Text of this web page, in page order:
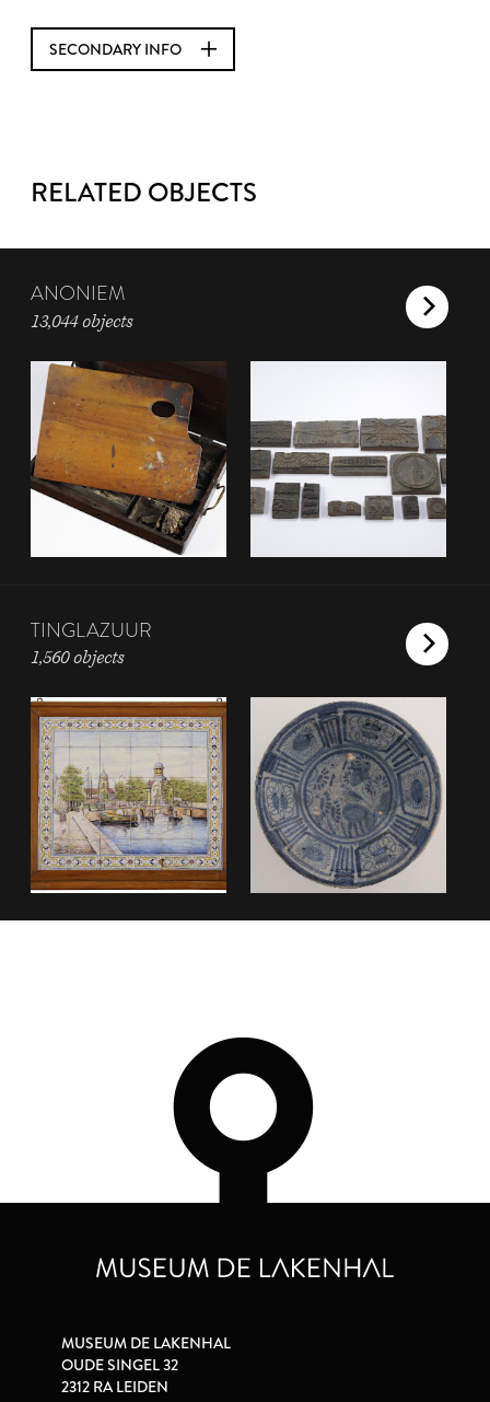
SECONDARY INFO
RELATED OBJECTS
ANONIEM
13,044 objects
TINGLAZUUR
1,560 objects
MUSEUM DE LAKENHAL
OUDE SINGEL 32
2312 RA LEIDEN